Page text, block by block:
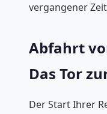
vergangener
Abfahrt
Das Tor
Der Start Ihrer